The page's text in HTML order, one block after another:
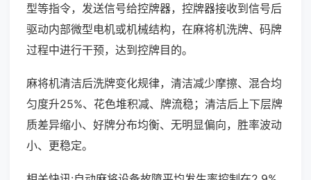
型等指令，发送信号给控牌器，控牌器接收到信号后
驱动内部微型电机或机械结构，在麻将机洗牌、码牌
过程中进行干预，达到控牌目的。
麻将机清洁后洗牌变化规律，清洁减少摩擦、混合均
匀度升25%、花色堆积减、牌流稳；清洁后上下层牌
质差异缩小、好牌分布均衡、无明显偏向，胜率波动
小、更稳定。